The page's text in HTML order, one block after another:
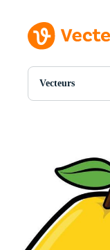
Vecteurs
Toutes
SVGs
Modèles
Vecteurs
Vidéos
Motion
Images